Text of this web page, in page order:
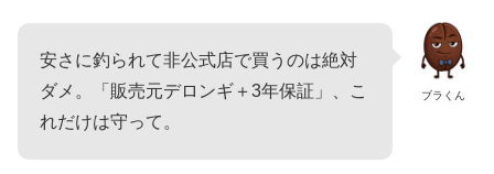
ブラくん
安さに釣られて非公式店で買うのは絶対
ダメ。「販売元デロンギ＋3年保証」、こ
れだけは守って。